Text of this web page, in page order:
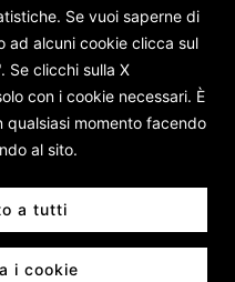
Se vuoi saperne di
ad alcuni cookie clicca sul
Se clicchi sulla X
con i cookie necessari. È
qualsiasi momento facendo
al sito.
i cookie
a tutti
BATTISTI S.N.C.
ANDREA
Sociale € 7.400,00 |
– 17693 | REA n. TN
bySersis